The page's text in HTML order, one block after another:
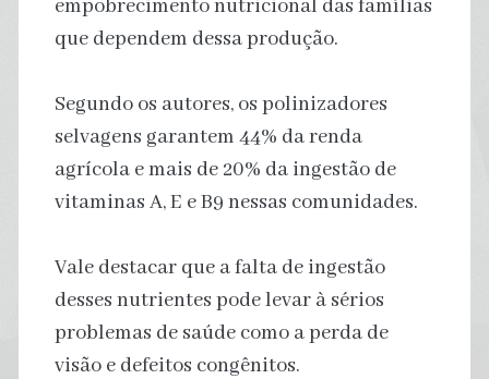
empobrecimento nutricional das famílias
que dependem dessa produção.
Segundo os autores, os polinizadores
selvagens garantem 44% da renda
agrícola e mais de 20% da ingestão de
vitaminas A, E e B9 nessas comunidades.
Vale destacar que a falta de ingestão
desses nutrientes pode levar à sérios
problemas de saúde como a perda de
visão e defeitos congênitos.